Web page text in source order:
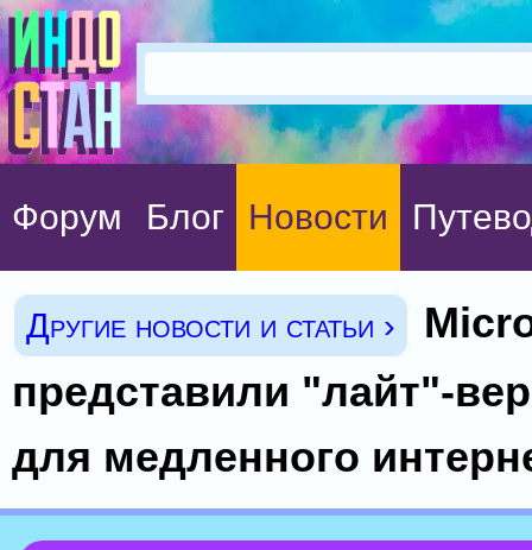
Форум Блог Новости
Другие новости и статьи ›
представили "лайт"-
для медленного